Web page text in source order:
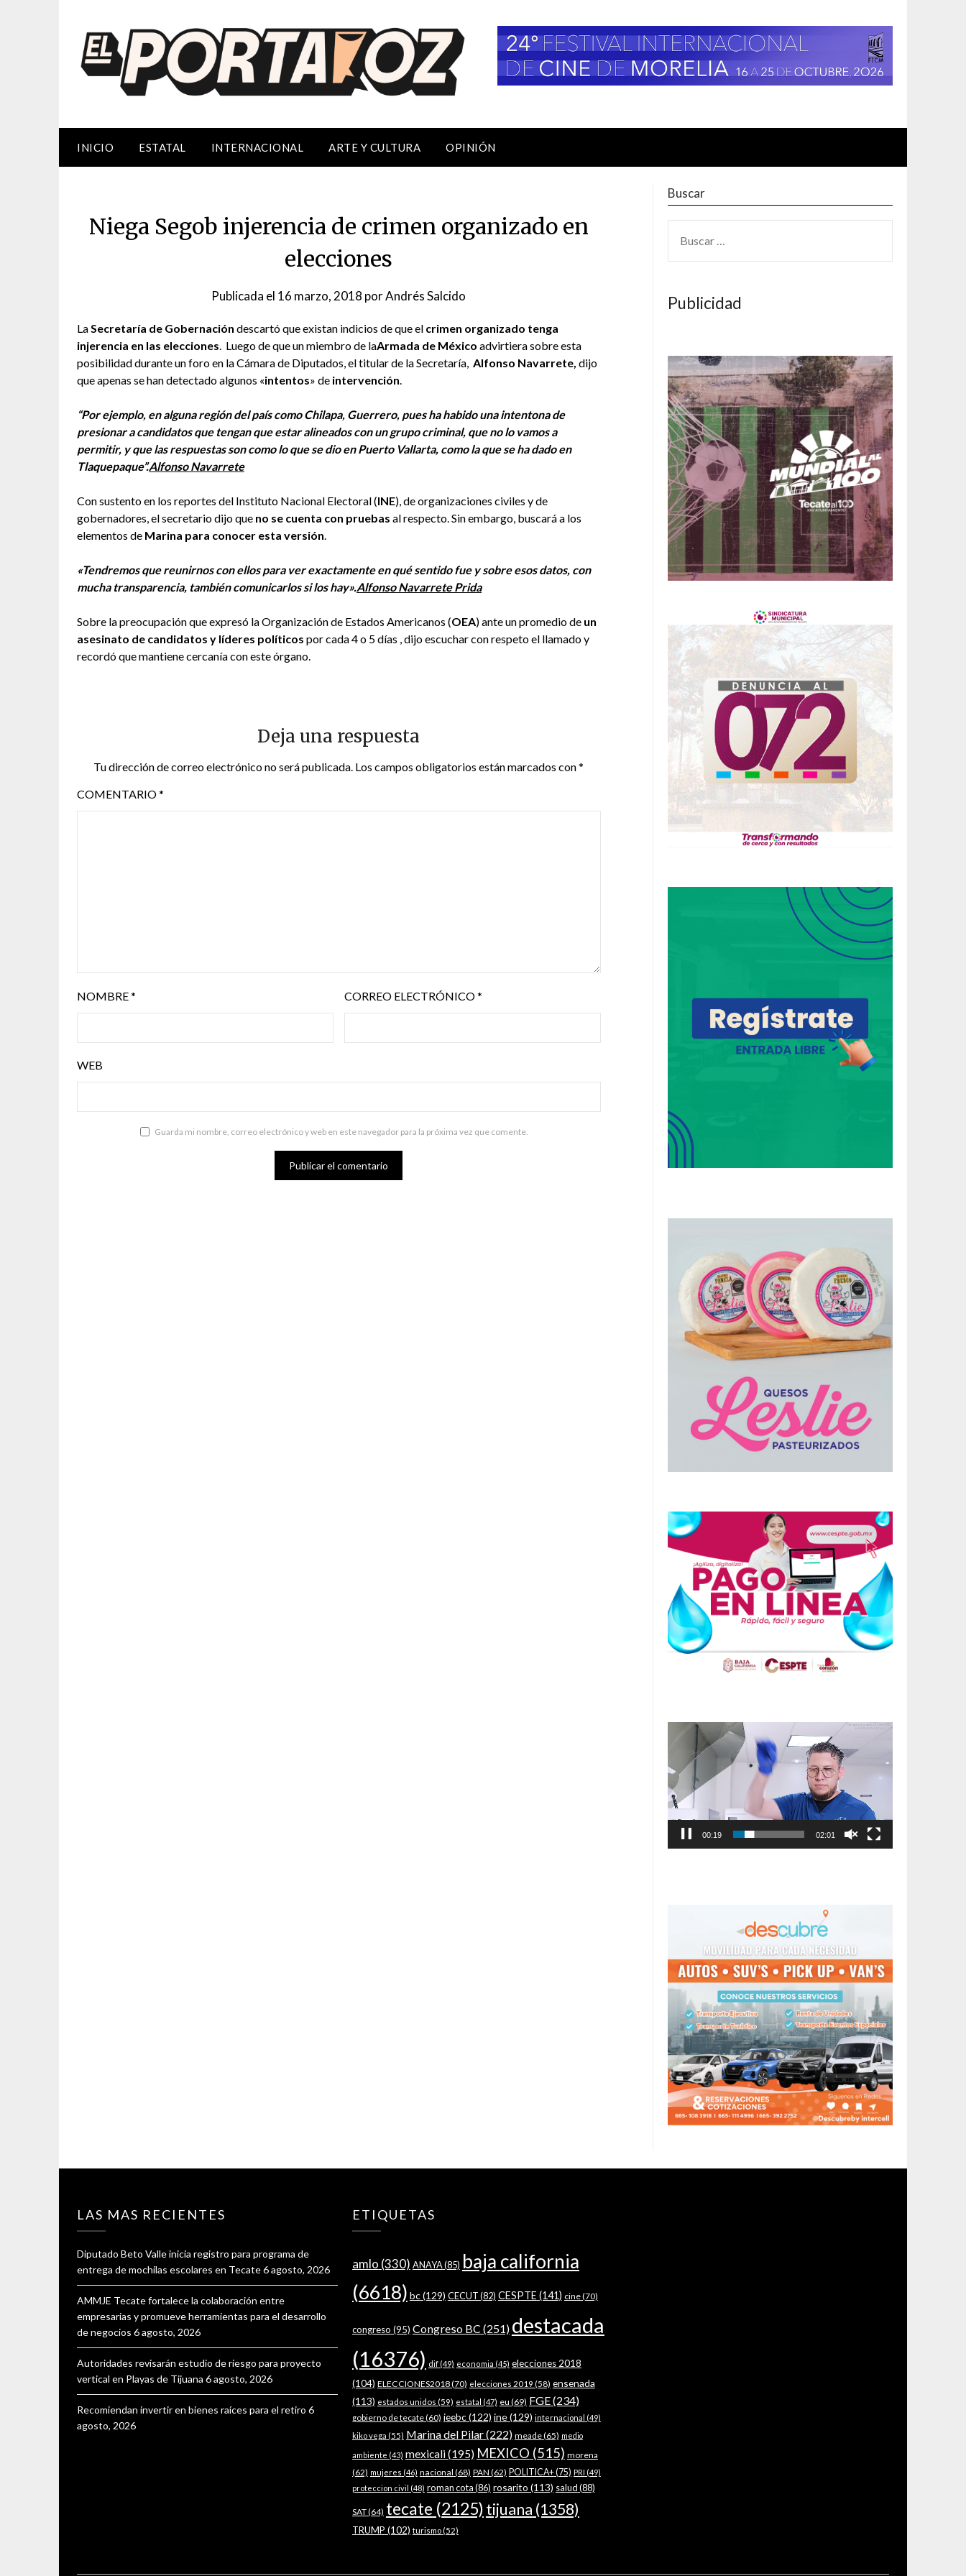
INICIO ESTATAL INTERNACIONAL ARTE Y CULTURA OPINIÓN
Niega Segob injerencia de crimen organizado en
elecciones
Publicada el 16 marzo, 2018 porAndrés Salcido
LaSecretaría de Gobernación descartó que existan indicios de que el crimen organizado tenga
injerencia en las elecciones. Luego de que un miembro de laArmada de México advirtiera sobre esta
posibilidad durante un foro en la Cámara de Diputados, el titular de la Secretaría, Alfonso Navarrete, dijo
que apenas se han detectado algunos «intentos» de intervención.
“Por ejemplo, en alguna región del país como Chilapa, Guerrero, pues ha habido una intentona de
presionar a candidatos que tengan que estar alineados con un grupo criminal, que no lo vamos a
permitir, y que las respuestas son como lo que se dio en Puerto Vallarta, como la que se ha dado en
Tlaquepaque”.Alfonso Navarrete
Con sustento en los reportes del Instituto Nacional Electoral (INE), de organizaciones civiles y de
gobernadores, el secretario dijo que no se cuenta con pruebas al respecto. Sin embargo, buscará a los
elementos de Marina para conocer esta versión.
«Tendremos que reunirnos con ellos para ver exactamente en qué sentido fue y sobre esos datos, con
mucha transparencia, también comunicarlos si los hay».Alfonso Navarrete Prida
Sobre la preocupación que expresó la Organización de Estados Americanos (OEA) ante un promedio de un
asesinato de candidatos y líderes políticos por cada 4 o 5 días , dijo escuchar con respeto el llamado y
recordó que mantiene cercanía con este órgano.
Deja una respuesta
Tu dirección de correo electrónico no será publicada. Los campos obligatorios están marcados con*
COMENTARIO*
NOMBRE* CORREO ELECTRÓNICO*
WEB
Guarda mi nombre, correo electrónico y web en este navegador para la próxima vez que comente.
Buscar
Publicidad
Reproductor
vídeo
00:20 02:01
LAS MAS RECIENTES
Diputado Beto Valle inicia registro para programa de
entrega de mochilas escolares en Tecate6 agosto, 2026
AMMJE Tecate fortalece la colaboración entre
empresarias y promueve herramientas para el desarrollo
de negocios 6 agosto, 2026
Autoridades revisarán estudio de riesgo para proyecto
vertical en Playas de Tijuana 6 agosto, 2026
Recomiendan invertir en bienes raíces para el retiro 6
agosto, 2026
ETIQUETAS
amlo (330) ANAYA(85) baja california
(6618) bc(129) CECUT(82) CESPTE (141) cine(70)
congreso (95) Congreso BC (251) destacada
(16376) dif(49) economia (45) elecciones 2018
(104) ELECCIONES2018(70) elecciones 2019 (58) ensenada
(113) estados unidos (59) estatal (47) eu (69) FGE(234)
gobierno de tecate(60) ieebc(122) ine(129) internacional (49)
kiko vega (55) Marina del Pilar(222) meade(65) medio
ambiente (43) mexicali(195) MEXICO (515) morena
(62) mujeres (46) nacional (68) PAN (62) POLITICA+(75) PRI (49)
proteccion civil (48) roman cota(86) rosarito (113) salud(88)
SAT(64) tecate (2125) tijuana (1358)
TRUMP (102) turismo(52)